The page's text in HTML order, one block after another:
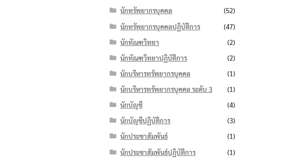
นักทรัพยากรบุคคล
(52)
นักทรัพยากรบุคคลปฏิบัติการ
(47)
นักทัณฑวิทยา
(2)
นักทัณฑวิทยาปฏิบัติการ
(2)
นักบริหารทรัพยากรบุคคล
(1)
นักบริหารทรัพยากรบุคคล ระดับ 3
(1)
นักบัญชี
(4)
นักบัญชีปฏิบัติการ
(3)
นักประชาสัมพันธ์
(1)
นักประชาสัมพันธ์ปฏิบัติการ
(1)